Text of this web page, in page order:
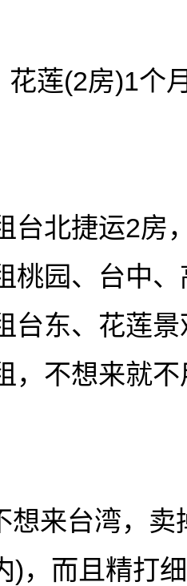
花莲(2房)1个
台北捷运2房
桃园、台中
台东、花莲
，不想来就
想来台湾，
)，而且精打